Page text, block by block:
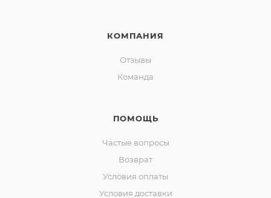
КОМПАНИЯ
Отзывы
Команда
ПОМОЩЬ
Частые вопросы
Возврат
Условия оплаты
Условия доставки